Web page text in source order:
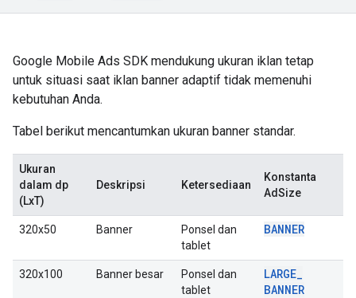
Google Mobile Ads SDK mendukung ukuran iklan tetap
untuk situasi saat iklan banner adaptif tidak memenuhi
kebutuhan Anda.
Tabel berikut mencantumkan ukuran banner standar.
Ukuran
dalam dp
(LxT)
Deskripsi Ketersediaan
Konstanta
AdSize
320x50 Banner
Ponsel dan
tablet
BANNER
320x100 Banner besar
Ponsel dan
tablet
LARGE_
BANNER